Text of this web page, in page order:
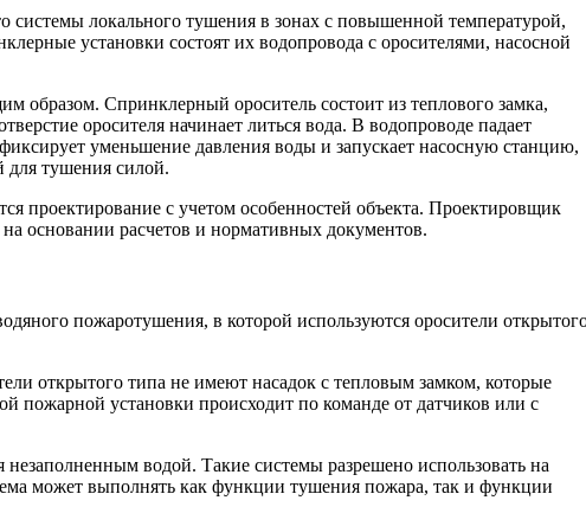
локального тушения в зонах с повышенной температурой,
установки состоят их водопровода с оросителями, насосной
образом. Спринклерный ороситель состоит из теплового замка,
оросителя начинает литься вода. В водопроводе падает
уменьшение давления воды и запускает насосную станцию,
тушения силой.
проектирование с учетом особенностей объекта. Проектировщик
основании расчетов и нормативных документов.
пожаротушения, в которой используются оросители
открытого типа не имеют насадок с тепловым замком, которые
пожарной установки происходит по команде от датчиков или с
водой. Такие системы разрешено использовать на
может выполнять как функции тушения пожара, так и функции